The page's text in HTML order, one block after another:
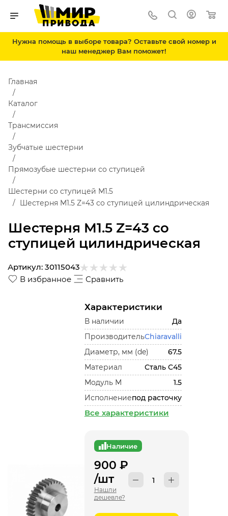
Нужна помощь в выборе товара? Оставьте свой номер и
наш менеджер Вам поможет!
Шестерня M1.5 Z=43 со
ступицей цилиндрическая
Главная
Каталог
Трансмиссия
Зубчатые шестерни
Прямозубые шестерни со ступицей
Шестерни со ступицей М1.5
Шестерня M1.5 Z=43 со ступицей цилиндрическая
В избранное Сравнить
Артикул: 30115043
Характеристики
В наличии
Да
ПроизводительChiaravalli
Диаметр, мм (de)
67.5
Материал
Сталь С45
Модуль М
1.5
Исполнениепод расточку
Все характеристики
Наличие
900 ₽
/шт
Нашли
дешевле?